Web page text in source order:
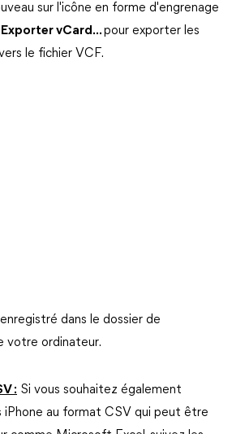
sur l'icône en forme d'engrenage
Exporter vCard...pour exporter les
le fichier VCF.
dans le dossier de
votre ordinateur.
: Si vous souhaitez également
au format CSV qui peut être